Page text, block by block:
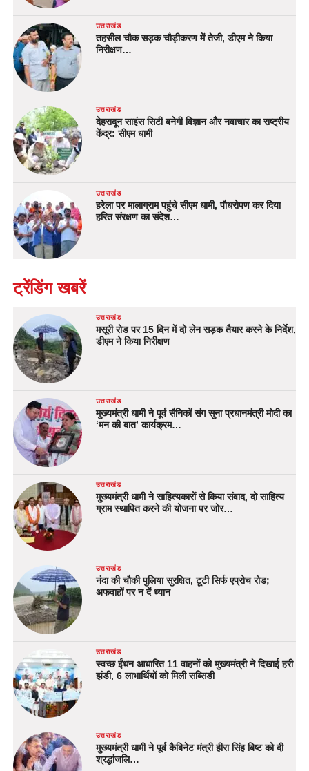
उत्तराखंड
तहसील चौक सड़क चौड़ीकरण में तेजी, डीएम ने किया
निरीक्षण…
उत्तराखंड
देहरादून साइंस सिटी बनेगी विज्ञान और नवाचार का राष्ट्रीय
केंद्र: सीएम धामी
उत्तराखंड
हरेला पर मालाग्राम पहुंचे सीएम धामी, पौधरोपण कर दिया
हरित संरक्षण का संदेश…
ट्रेंडिंग खबरें
उत्तराखंड
मसूरी रोड पर 15 दिन में दो लेन सड़क तैयार करने के निर्देश,
डीएम ने किया निरीक्षण
उत्तराखंड
मुख्यमंत्री धामी ने पूर्व सैनिकों संग सुना प्रधानमंत्री मोदी का
‘मन की बात’ कार्यक्रम…
उत्तराखंड
मुख्यमंत्री धामी ने साहित्यकारों से किया संवाद, दो साहित्य
ग्राम स्थापित करने की योजना पर जोर…
उत्तराखंड
नंदा की चौकी पुलिया सुरक्षित, टूटी सिर्फ एप्रोच रोड;
अफवाहों पर न दें ध्यान
उत्तराखंड
स्वच्छ ईंधन आधारित 11 वाहनों को मुख्यमंत्री ने दिखाई हरी
झंडी, 6 लाभार्थियों को मिली सब्सिडी
उत्तराखंड
मुख्यमंत्री धामी ने पूर्व कैबिनेट मंत्री हीरा सिंह बिष्ट को दी
श्रद्धांजलि…